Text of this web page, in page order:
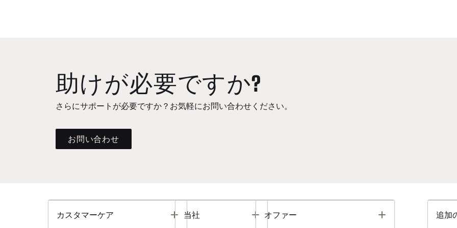
助けが必要ですか?
さらにサポートが必要ですか？お気軽にお問い合わせください。
お問い合わせ
カスタマーケア Toggle
当社 Toggle
オファー Toggle 追加